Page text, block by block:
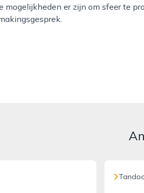
er zijn om sfeer te